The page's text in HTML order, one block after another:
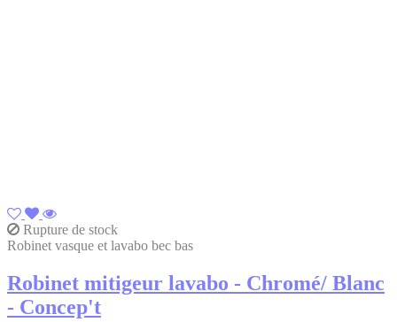
Rupture de stock
Robinet vasque et lavabo bec bas
Robinet mitigeur lavabo - Chromé/ Blanc
- Concep't